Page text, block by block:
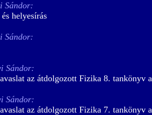
Sándor:
helyesírás
Sándor:
Sándor:
az átdolgozott Fizika 8. tankönyv
Sándor:
az átdolgozott Fizika 7. tankönyv